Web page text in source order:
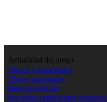
Actualidad del juego
Títulos continentales
Títulos nacionales
Manager del año
Previsión coeficientes europeos